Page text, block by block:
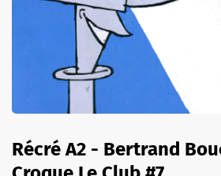
Récré A2 - Bertrand